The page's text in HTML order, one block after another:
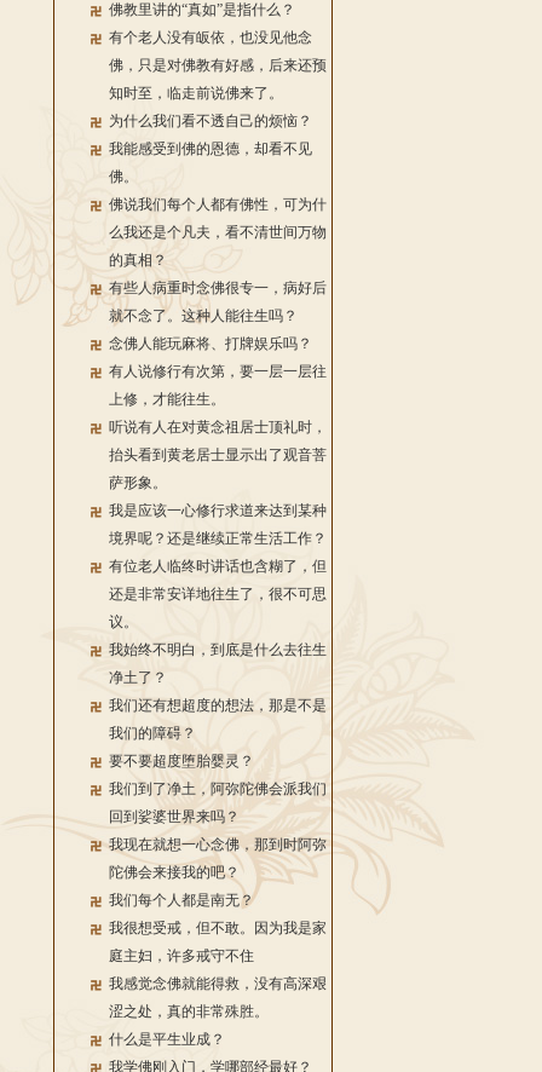
佛教里讲的“真如”是指什么？
有个老人没有皈依，也没见他念
佛，只是对佛教有好感，后来还预
知时至，临走前说佛来了。
为什么我们看不透自己的烦恼？
我能感受到佛的恩德，却看不见
佛。
佛说我们每个人都有佛性，可为什
么我还是个凡夫，看不清世间万物
的真相？
有些人病重时念佛很专一，病好后
就不念了。这种人能往生吗？
念佛人能玩麻将、打牌娱乐吗？
有人说修行有次第，要一层一层往
上修，才能往生。
听说有人在对黄念祖居士顶礼时，
抬头看到黄老居士显示出了观音菩
萨形象。
我是应该一心修行求道来达到某种
境界呢？还是继续正常生活工作？
有位老人临终时讲话也含糊了，但
还是非常安详地往生了，很不可思
议。
我始终不明白，到底是什么去往生
净土了？
我们还有想超度的想法，那是不是
我们的障碍？
要不要超度堕胎婴灵？
我们到了净土，阿弥陀佛会派我们
回到娑婆世界来吗？
我现在就想一心念佛，那到时阿弥
陀佛会来接我的吧？
我们每个人都是南无？
我很想受戒，但不敢。因为我是家
庭主妇，许多戒守不住
我感觉念佛就能得救，没有高深艰
涩之处，真的非常殊胜。
什么是平生业成？
我学佛刚入门，学哪部经最好？